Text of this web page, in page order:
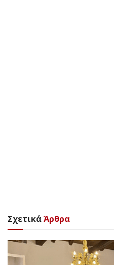
ΣχετικάΆρθρα